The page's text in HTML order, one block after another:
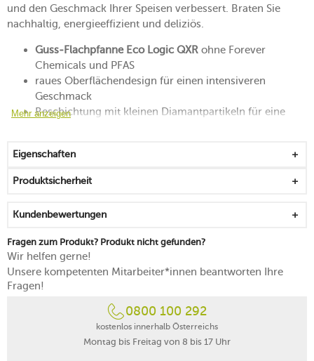
und den Geschmack Ihrer Speisen verbessert. Braten Sie
nachhaltig, energieeffizient und deliziös.
Guss-Flachpfanne Eco Logic QXR ohne Forever
Chemicals und PFAS
raues Oberflächendesign für einen intensiveren
Geschmack
Beschichtung mit kleinen Diamantpartikeln für eine
und robust
abnehmbarer Griff aus FSC-zertifiziertem Buchenholz
mit einer Öse zum Aufhängen
eignet sich für alle Herdarten
ist ohne Stiel für den Backofen geeignet (bis 300 °C)
von Hand reinigen
3 Jahre Herstellergarantie auf die Versiegelung, 25
Made in Germany
Mehr anzeigen
Eigenschaften
Produktsicherheit
Kundenbewertungen
Fragen zum Produkt? Produkt nicht gefunden?
Wir helfen gerne!
Unsere kompetenten Mitarbeiter*innen beantworten Ihre
Fragen!
0800 100 292
kostenlos innerhalb Österreichs
Montag bis Freitag von 8 bis 17 Uhr